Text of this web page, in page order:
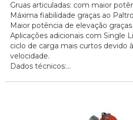
Gruas articuladas: com maior
Máxima fiabilidade graças ao
Maior potência de elevação
Aplicações adicionais com Single
ciclo de carga mais curtos devido
velocidade.
Dados técnicos:...